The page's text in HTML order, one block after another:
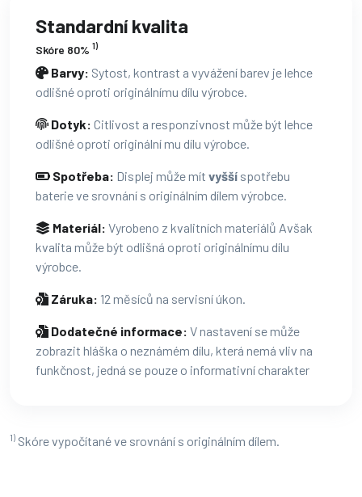
Standardní kvalita
Skóre 80% 1)
Barvy: Sytost, kontrast a vyvážení barev je lehce
odlišné oproti originálnímu dílu výrobce.
Dotyk: Citlivost a responzivnost může být lehce
odlišné oproti originální mu dílu výrobce.
Spotřeba: Displej může mít vyšší spotřebu
baterie ve srovnání s originálním dílem výrobce.
Materiál: Vyrobeno z kvalitních materiálů Avšak
kvalita může být odlišná oproti originálnímu dílu
výrobce.
Záruka: 12 měsíců na servisní úkon.
Dodatečné informace: V nastavení se může
zobrazit hláška o neznámém dílu, která nemá vliv na
funkčnost, jedná se pouze o informativní charakter
1) Skóre vypočítané ve srovnání s originálním dílem.